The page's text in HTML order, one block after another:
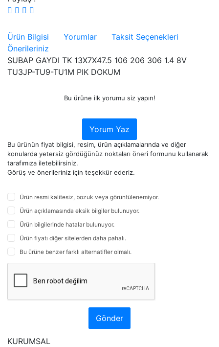
Ürün Bilgisi Yorumlar
Taksit Seçenekleri
Önerileriniz
SUBAP GAYDI TK 13X7X47.5 106 206 306 1.4 8V
TU3JP-TU9-TU1M PIK DOKUM
Bu ürüne ilk yorumu siz yapın!
Yorum Yaz
Bu ürünün fiyat bilgisi, resim, ürün açıklamalarında ve diğer
konularda yetersiz gördüğünüz noktaları öneri formunu kullanarak
tarafımıza iletebilirsiniz.
Görüş ve önerileriniz için teşekkür ederiz.
Ürün resmi kalitesiz, bozuk veya görüntülenemiyor.
Ürün açıklamasında eksik bilgiler bulunuyor.
Ürün bilgilerinde hatalar bulunuyor.
Ürün fiyatı diğer sitelerden daha pahalı.
Bu ürüne benzer farklı alternatifler olmalı.
Gönder
KURUMSAL